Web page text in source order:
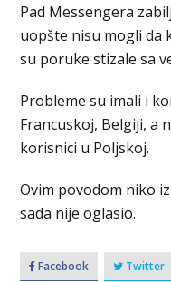
Pad Messengera
uopšte nisu mogli da
su poruke stizale sa
Probleme su imali i
Francuskoj, Belgiji, a
korisnici u Poljskoj.
Ovim povodom niko
sada nije oglasio.
Facebook Twitter